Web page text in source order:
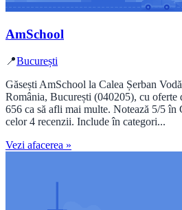
AmSchool
📍București
Găsești AmSchool la Calea Șerban
România, București (040205), cu oferte
656 ca să afli mai multe. Notează 5/5
celor 4 recenzii. Include în categori...
Vezi afacerea »